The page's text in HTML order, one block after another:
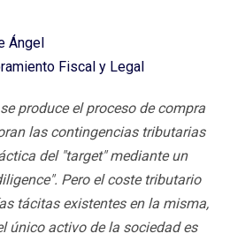
Ángel
Fiscal y Legal
produce el proceso de compra
las contingencias tributarias
del "target" mediante un
Pero el coste tributario
tácitas existentes en la misma,
único activo de la sociedad es